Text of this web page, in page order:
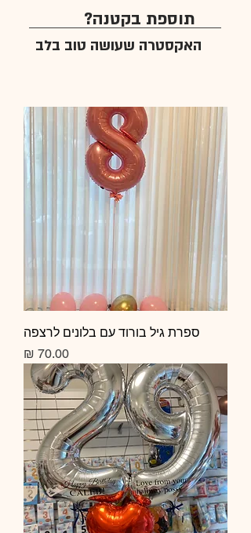
תוספת בקטנה?
האקסטרה שעושה טוב בלב
ספרת גיל בורוד עם בלונים לרצפה
מחיר